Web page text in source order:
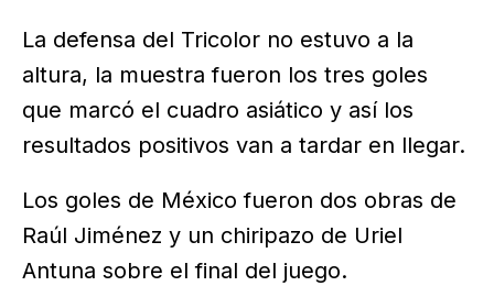
La defensa del Tricolor no estuvo a la
altura, la muestra fueron los tres goles
que marcó el cuadro asiático y así los
resultados positivos van a tardar en llegar.
Los goles de México fueron dos obras de
Raúl Jiménez y un chiripazo de Uriel
Antuna sobre el final del juego.